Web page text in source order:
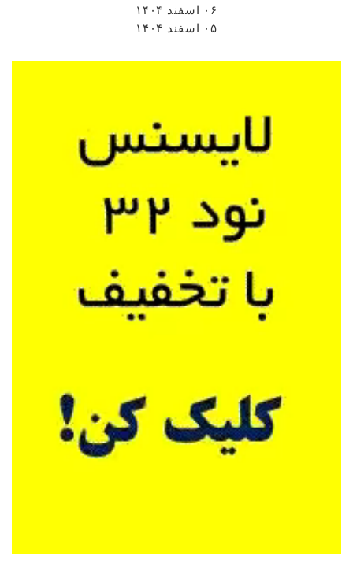
۰۶ اسفند ۱۴۰۴
۰۵ اسفند ۱۴۰۴